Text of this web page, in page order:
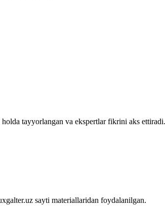
toʻgʻrisidagi vaziyatlarning ma’lumotlar bazasi
tayyorlangan va ekspertlar fikrini aks
sayti materiallaridan foydalanilgan.